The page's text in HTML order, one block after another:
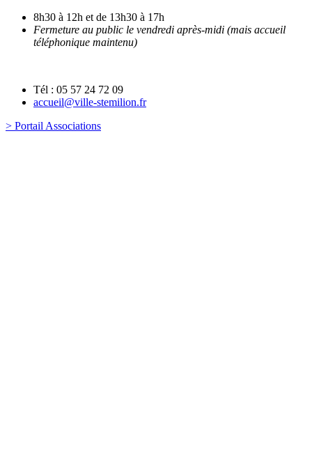
8h30 à 12h et de 13h30 à 17h
Fermeture au public le vendredi après-midi (mais accueil
téléphonique maintenu)
Tél : 05 57 24 72 09
accueil@ville-stemilion.fr
> Portail Associations